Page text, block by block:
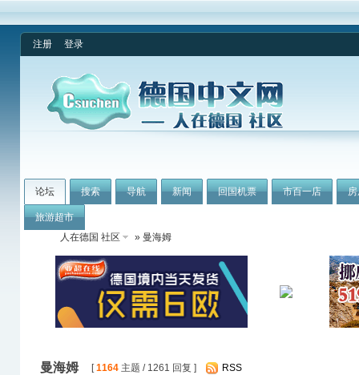
注册 登录
论坛 搜索 导航 新闻 回国机票 市百一店
旅游超市
人在德国 社区
» 曼海姆
曼海姆 [1164 主题 / 1261 回复 ] RSS